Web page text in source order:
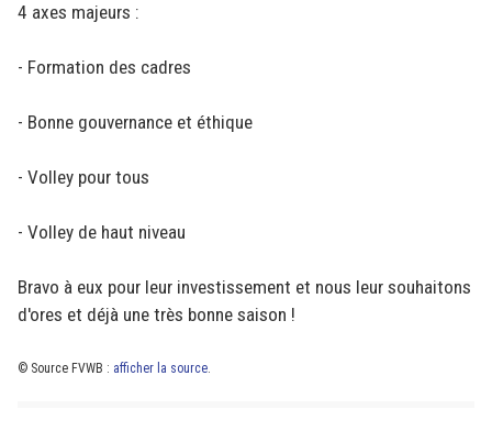
4 axes majeurs :
- Formation des cadres
- Bonne gouvernance et éthique
- Volley pour tous
- Volley de haut niveau
Bravo à eux pour leur investissement et nous leur souhaitons
d'ores et déjà une très bonne saison !
© Source FVWB : afficher la source.